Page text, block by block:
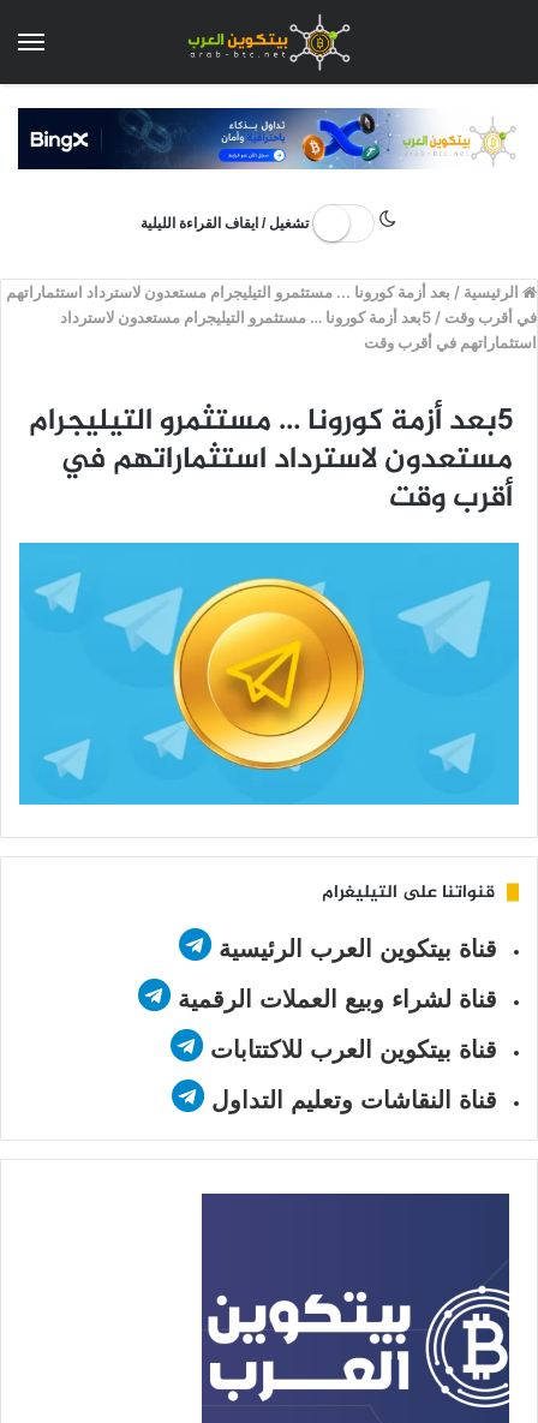
تشغيل / ايقاف القراءة الليلية
الرئيسية / بعد أزمة كورونا ... مستثمرو التيليجرام مستعدون لاسترداد استثماراتهم
في أقرب وقت /
5بعد أزمة كورونا … مستثمرو التيليجرام مستعدون لاسترداد
استثماراتهم في أقرب وقت
5بعد أزمة كورونا … مستثمرو التيليجرام
مستعدون لاسترداد استثماراتهم في
أقرب وقت
قنواتنا على التيليغرام
قناة بيتكوين العرب الرئيسية
قناة لشراء وبيع العملات الرقمية
قناة بيتكوين العرب للاكتتابات
قناة النقاشات وتعليم التداول